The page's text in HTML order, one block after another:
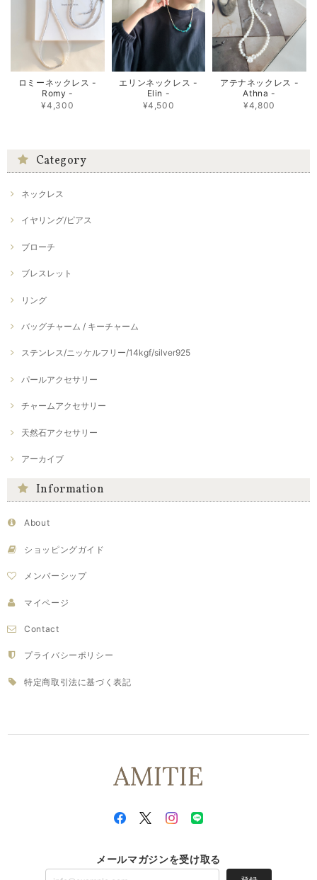
ロミーネックレス -
Romy -
¥4,300
エリンネックレス -
Elin -
¥4,500
アテナネックレス -
Athna -
¥4,800
Category
ネックレス
イヤリング/ピアス
ブローチ
ブレスレット
リング
バッグチャーム / キーチャーム
ステンレス/ニッケルフリー/14kgf/silver925
パールアクセサリー
チャームアクセサリー
天然石アクセサリー
アーカイブ
Information
About
ショッピングガイド
メンバーシップ
マイページ
Contact
プライバシーポリシー
特定商取引法に基づく表記
メールマガジンを受け取る